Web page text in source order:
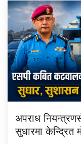
अपराध
सुधारमा केन्द्रित